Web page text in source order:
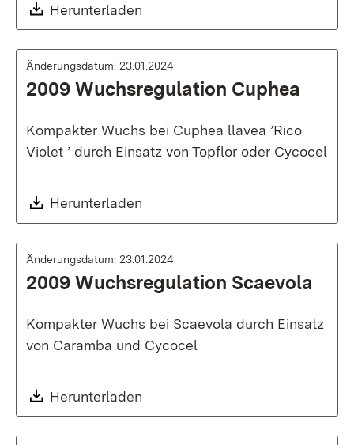
Download:
Herunterladen
Änderungsdatum: 23.01.2024
2009 Wuchsregulation Cuphea
Kompakter Wuchs bei Cuphea llavea ’Rico
Violet ’ durch Einsatz von Topflor oder Cycocel
Download:
Herunterladen
Änderungsdatum: 23.01.2024
2009 Wuchsregulation Scaevola
Kompakter Wuchs bei Scaevola durch Einsatz
von Caramba und Cycocel
Download:
Herunterladen